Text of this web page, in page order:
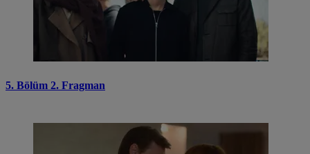
5. Bölüm 2. Fragman